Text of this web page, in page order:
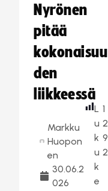
Nyrönen
pitää
kokonaisuu
den
liikkeessä
Markku
Huopon
en
30.06.2
026
L
u
k
u
k
e
1
2
9
2